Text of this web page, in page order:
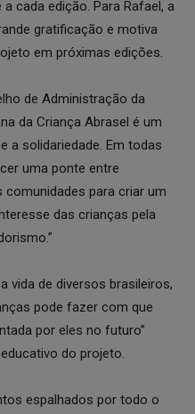
cada edição. Para Rafael, a
gratificação e motiva
em próximas edições.
de Administração da
da Criança Abrasel é um
a solidariedade. Em todas
uma ponte entre
para criar um
das crianças pela
vida de diversos brasileiros,
pode fazer com que
por eles no futuro”
do projeto.
espalhados por todo o